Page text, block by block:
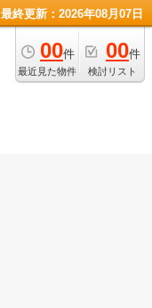
最終更新：2026年08月07日
00件
最近見た物件
00件
検討リスト